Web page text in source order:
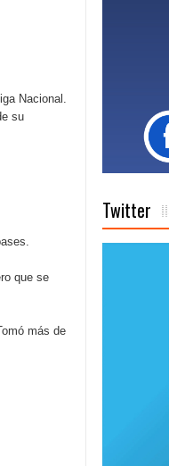
tras salida de RD
Sistema de Gestión
de días a
Centenaria bajo
adicionales
Nacional.
su
que se
más de
Twitter